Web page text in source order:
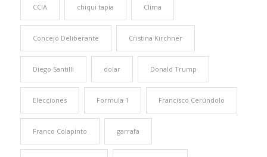
CCIA chiqui tapia Clima
Concejo Deliberante Cristina Kirchner
Diego Santilli dolar Donald Trump
Elecciones Formula 1 Francisco Cerúndolo
Franco Colapinto garrafa